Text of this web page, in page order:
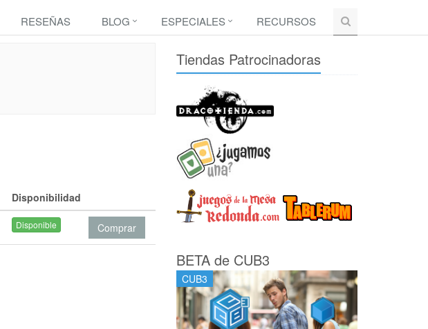
RESEÑAS BLOG ESPECIALES RECURSOS
Disponibilidad
Disponible Comprar
Tiendas Patrocinadoras
BETA de CUB3
CUB3